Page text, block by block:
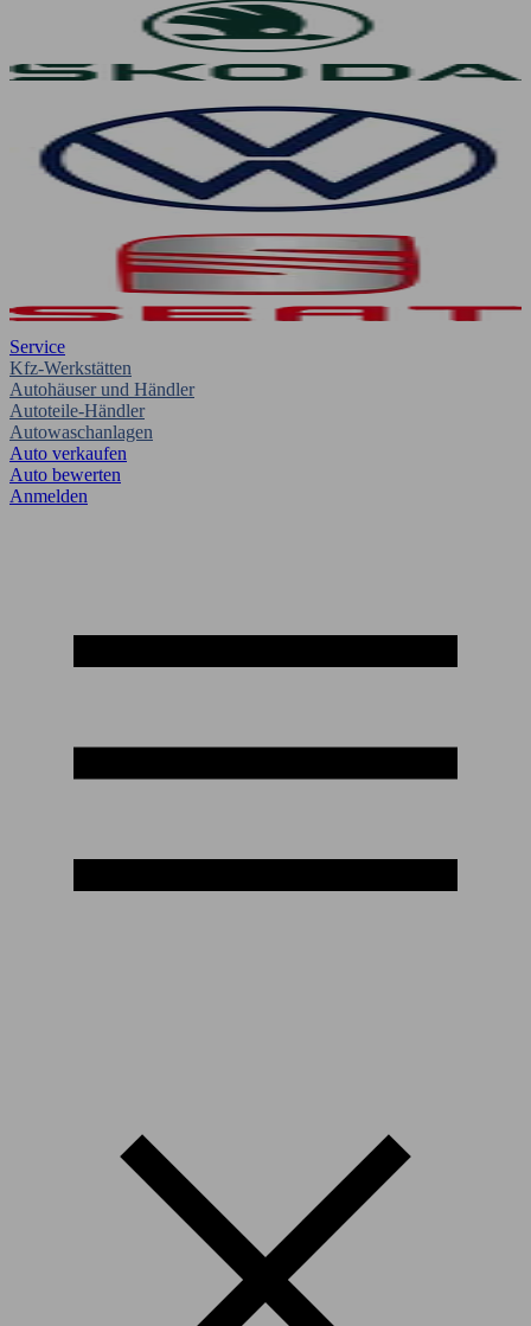
Service
Kfz-Werkstätten
Autohäuser und Händler
Autoteile-Händler
Autowaschanlagen
Auto verkaufen
Auto bewerten
Anmelden